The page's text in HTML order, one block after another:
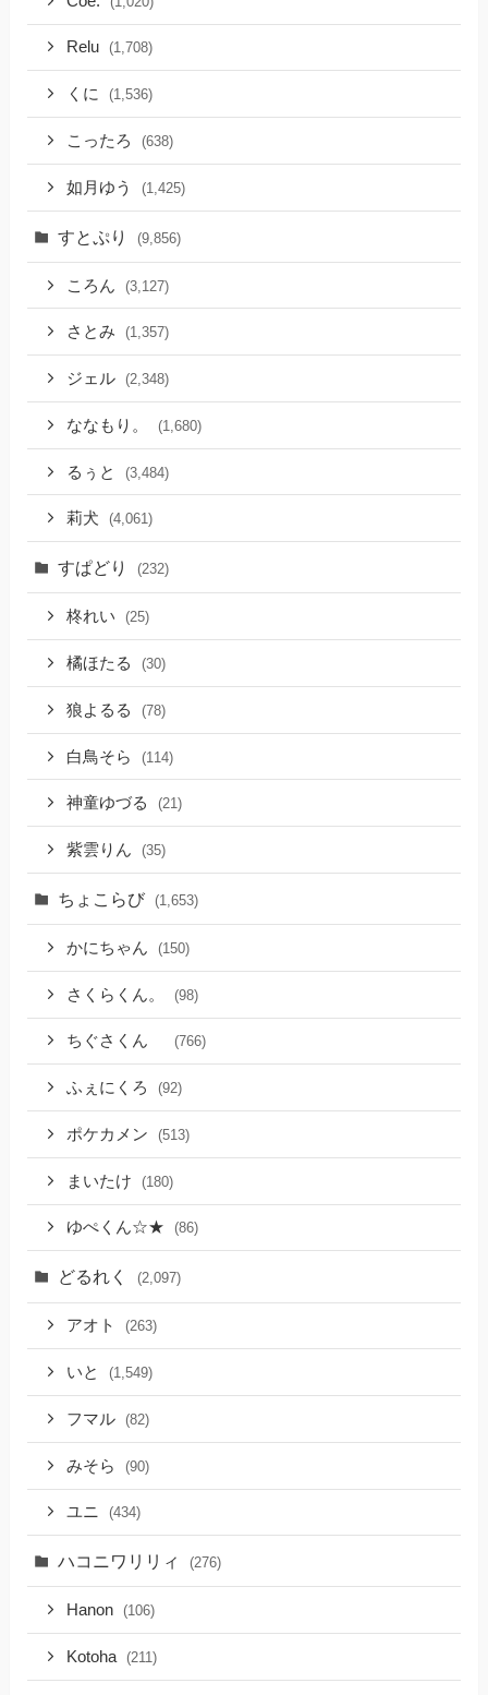
Relu (1,708)
くに (1,536)
こったろ (638)
如月ゆう (1,425)
すとぷり (9,856)
ころん (3,127)
さとみ (1,357)
ジェル (2,348)
ななもり。 (1,680)
るぅと (3,484)
莉犬 (4,061)
すぱどり (232)
柊れい (25)
橘ほたる (30)
狼よるる (78)
白鳥そら (114)
神童ゆづる (21)
紫雲りん (35)
ちょこらび (1,653)
かにちゃん (150)
さくらくん。 (98)
ちぐさくん (766)
ふぇにくろ (92)
ポケカメン (513)
まいたけ (180)
ゆぺくん☆★ (86)
どるれく (2,097)
アオト (263)
いと (1,549)
フマル (82)
みそら (90)
ユニ (434)
ハコニワリリィ (276)
Hanon (106)
Kotoha (211)